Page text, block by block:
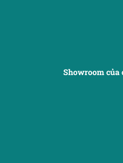
Showroom của